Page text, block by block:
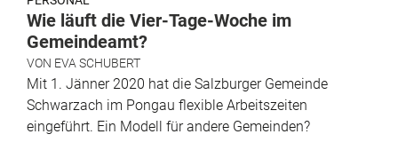
Wie läuft die Vier-Tage-Woche im
Gemeindeamt?
VON EVA SCHUBERT
Mit 1. Jänner 2020 hat die Salzburger Gemeinde
Schwarzach im Pongau flexible Arbeitszeiten
eingeführt. Ein Modell für andere Gemeinden?